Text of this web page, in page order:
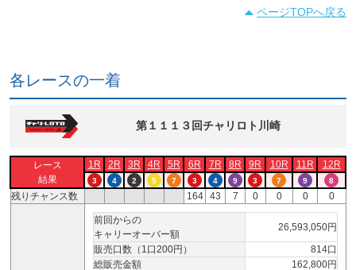
ページTOPへ戻る
各レースの一着
第１１１３回チャリロト川崎
レース
結果
1R 2R 3R 4R 5R 6R 7R 8R 9R 10R 11R 12R
3 4 2 5 7 3 4 9 3 7 9 8
残りチャンス数 164 43 7 0 0 0 0
前回からの
キャリーオーバー額
26,593,050円
販売口数（1口200円）
814口
総販売金額
162,800円